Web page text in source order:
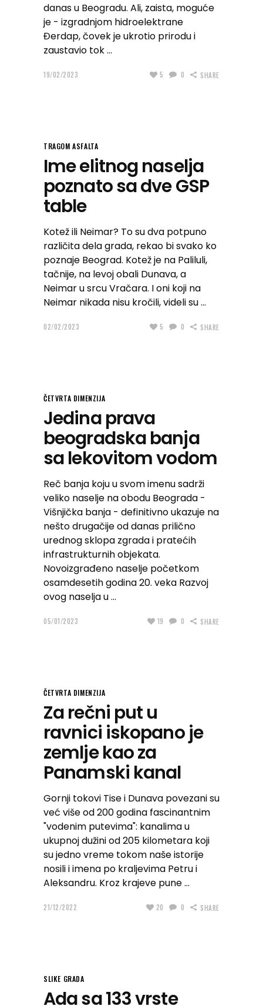
danas u Beogradu. Ali, zaista, moguće
je - izgradnjom hidroelektrane
Đerdap, čovek je ukrotio prirodu i
zaustavio tok
19/02/2023 5 0 SHARE
TRAGOM ASFALTA
Ime elitnog naselja
poznato sa dve GSP
table
Kotež ili Neimar? To su dva potpuno
različita dela grada, rekao bi svako ko
poznaje Beograd. Kotež je na Paliluli,
tačnije, na levoj obali Dunava, a
Neimar u srcu Vračara. I oni koji na
Neimar nikada nisu kročili, videli su
02/02/2023 5 0 SHARE
ČETVRTA DIMENZIJA
Jedina prava
beogradska banja
sa lekovitom vodom
Reč banja koju u svom imenu sadrži
veliko naselje na obodu Beograda -
Višnjička banja - definitivno ukazuje na
nešto drugačije od danas prilično
urednog sklopa zgrada i pratećih
infrastrukturnih objekata.
Novoizgrađeno naselje početkom
osamdesetih godina 20. veka Razvoj
ovog naselja u
05/01/2023 19 0 SHARE
ČETVRTA DIMENZIJA
Za rečni put u
ravnici iskopano je
zemlje kao za
Panamski kanal
Gornji tokovi Tise i Dunava povezani su
već više od 200 godina fascinantnim
"vodenim putevima": kanalima u
ukupnoj dužini od 205 kilometara koji
su jedno vreme tokom naše istorije
nosili i imena po kraljevima Petru i
Aleksandru. Kroz krajeve pune
21/12/2022 20 0 SHARE
SLIKE GRADA
Ada sa 133 vrste